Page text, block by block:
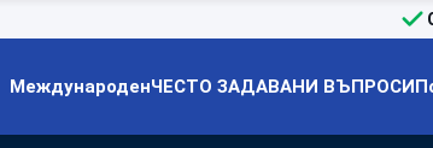
МеждународенЧЕСТО ЗАДАВАНИ ВЪПРОСИ